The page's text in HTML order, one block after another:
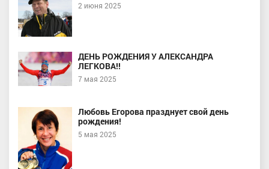
2 июня 2025
ДЕНЬ РОЖДЕНИЯ У АЛЕКСАНДРА
ЛЕГКОВА!!
7 мая 2025
Любовь Егорова празднует свой день
рождения!
5 мая 2025